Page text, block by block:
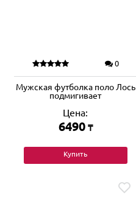
0
Мужская футболка поло Лось
подмигивает
Цена:
6490 ₸
Купить